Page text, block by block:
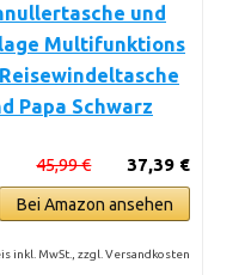
und
Multifunktions
Papa Schwarz
37,39 €
45,99 €
Bei Amazon ansehen
inkl. MwSt., zzgl. Versandkosten